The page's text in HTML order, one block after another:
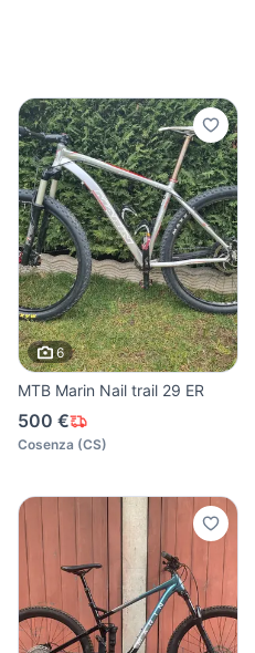
6
MTB Marin Nail trail 29 ER
500 €
Cosenza (CS)